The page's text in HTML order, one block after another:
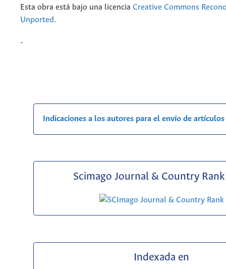
Esta obra está bajo una licencia Creative Commons
Unported.
-
Indicaciones a los autores para el envío de artículos
Scimago Journal & Country Rank
Indexada en